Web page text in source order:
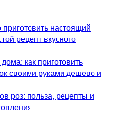
приготовить настоящий
рецепт вкусного
как приготовить
своими руками дешево и
роз: польза, рецепты и